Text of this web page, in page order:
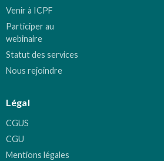
Venir à ICPF
Participer au
webinaire
Statut des services
Nous rejoindre
Légal
CGUS
CGU
Mentions légales